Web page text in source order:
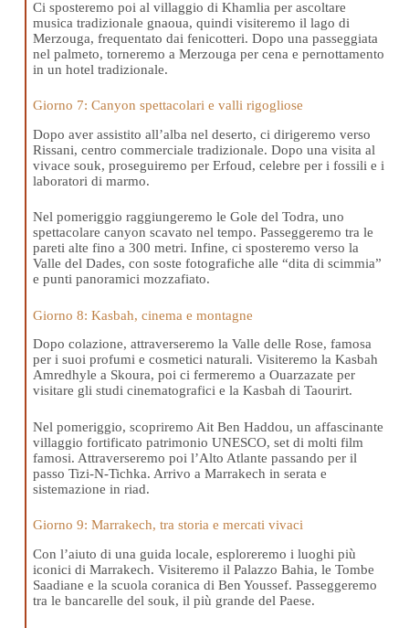
Ci sposteremo poi al villaggio di Khamlia per ascoltare
musica tradizionale gnaoua, quindi visiteremo il lago di
Merzouga, frequentato dai fenicotteri. Dopo una passeggiata
nel palmeto, torneremo a Merzouga per cena e pernottamento
in un hotel tradizionale.
Giorno 7: Canyon spettacolari e valli rigogliose
Dopo aver assistito all’alba nel deserto, ci dirigeremo verso
Rissani, centro commerciale tradizionale. Dopo una visita al
vivace souk, proseguiremo per Erfoud, celebre per i fossili e i
laboratori di marmo.
Nel pomeriggio raggiungeremo le Gole del Todra, uno
spettacolare canyon scavato nel tempo. Passeggeremo tra le
pareti alte fino a 300 metri. Infine, ci sposteremo verso la
Valle del Dades, con soste fotografiche alle “dita di scimmia”
e punti panoramici mozzafiato.
Giorno 8: Kasbah, cinema e montagne
Dopo colazione, attraverseremo la Valle delle Rose, famosa
per i suoi profumi e cosmetici naturali. Visiteremo la Kasbah
Amredhyle a Skoura, poi ci fermeremo a Ouarzazate per
visitare gli studi cinematografici e la Kasbah di Taourirt.
Nel pomeriggio, scopriremo Ait Ben Haddou, un affascinante
villaggio fortificato patrimonio UNESCO, set di molti film
famosi. Attraverseremo poi l’Alto Atlante passando per il
passo Tizi-N-Tichka. Arrivo a Marrakech in serata e
sistemazione in riad.
Giorno 9: Marrakech, tra storia e mercati vivaci
Con l’aiuto di una guida locale, esploreremo i luoghi più
iconici di Marrakech. Visiteremo il Palazzo Bahia, le Tombe
Saadiane e la scuola coranica di Ben Youssef. Passeggeremo
tra le bancarelle del souk, il più grande del Paese.